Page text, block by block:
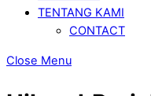
TENTANG KAMI
CONTACT
Close Menu